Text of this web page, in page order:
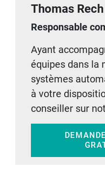
Thomas Rech
Responsable
Ayant
équipes dans la
systèmes
à votre
conseiller sur